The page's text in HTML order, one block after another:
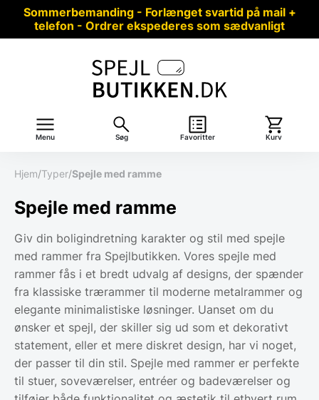
Sommerbemanding - Forlænget svartid på mail +
telefon - Ordrer ekspederes som sædvanligt
Menu Søg Favoritter Kurv
Hjem/Typer/Spejle med ramme
Spejle med ramme
Giv din boligindretning karakter og stil med spejle
med rammer fra Spejlbutikken. Vores spejle med
rammer fås i et bredt udvalg af designs, der spænder
fra klassiske trærammer til moderne metalrammer og
elegante minimalistiske løsninger. Uanset om du
ønsker et spejl, der skiller sig ud som et dekorativt
statement, eller et mere diskret design, har vi noget,
der passer til din stil. Spejle med rammer er perfekte
til stuer, soveværelser, entréer og badeværelser og